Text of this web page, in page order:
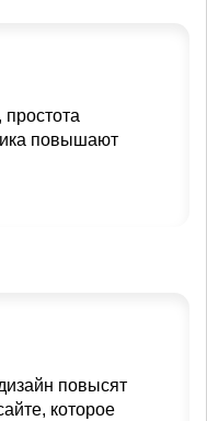
простота
повышают
повысят
которое